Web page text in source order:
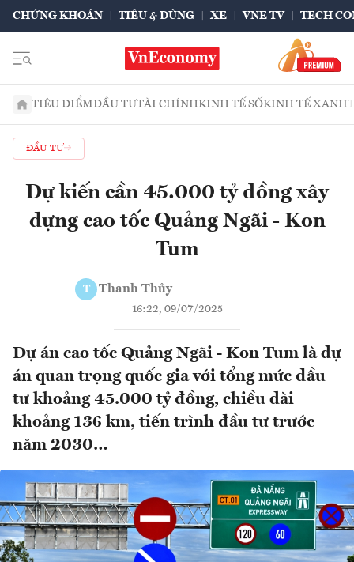
CHỨNG KHOÁN TIÊU & DÙNG XE VNE TV TECH
TIÊU ĐIỂMĐẦU TƯTÀI CHÍNHKINH TẾ SỐKINH TẾ XANH
ĐẦU TƯ
Dự kiến cần 45.000 tỷ đồng xây
dựng cao tốc Quảng Ngãi - Kon
Tum
T Thanh Thủy
16:22, 09/07/2025
Dự án cao tốc Quảng Ngãi - Kon Tum là dự
án quan trọng quốc gia với tổng mức đầu
tư khoảng 45.000 tỷ đồng, chiều dài
khoảng 136 km, tiến trình đầu tư trước
năm 2030…